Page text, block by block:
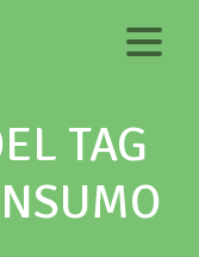
TAG